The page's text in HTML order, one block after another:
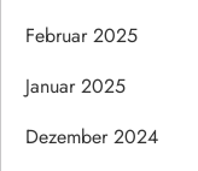
Februar 2025
Januar 2025
Dezember 2024